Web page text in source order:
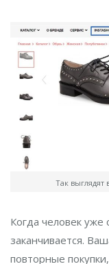
Так выглядят
Когда человек уже
заканчивается.
повторные